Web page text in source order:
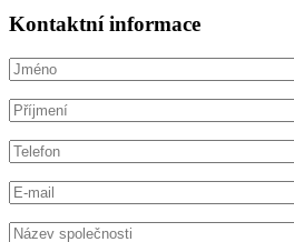
Kontaktní informace